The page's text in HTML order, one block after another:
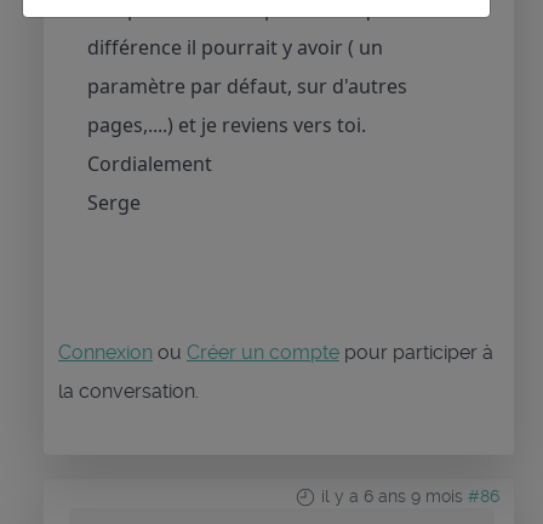
différence il pourrait y avoir ( un
paramètre par défaut, sur d'autres
pages,....) et je reviens vers toi.
Cordialement
Serge
Connexion ou Créer un compte pour participer à
la conversation.
il y a 6 ans 9 mois #86